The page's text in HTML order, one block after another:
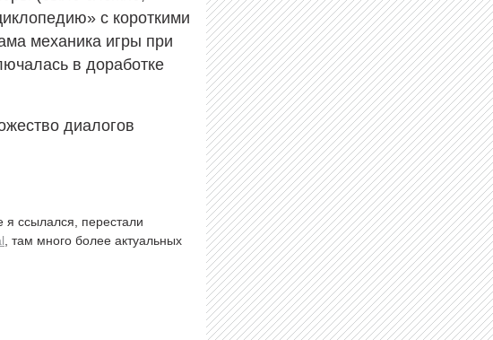
с короткими
механика игры при
в доработке
диалогов
ссылался, перестали
, там много более актуальных